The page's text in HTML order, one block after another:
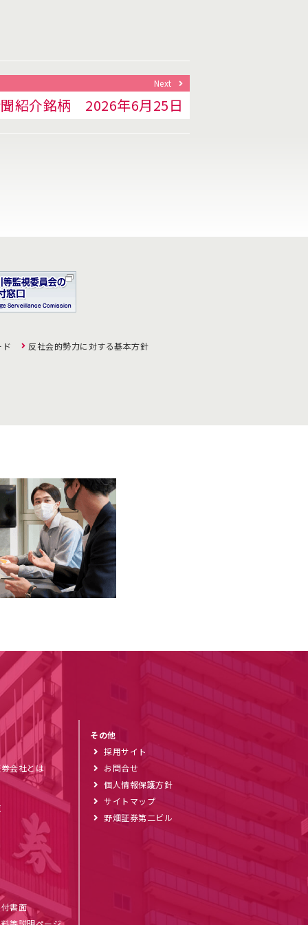
Next
紹介銘柄 2026年6月25日
反社会的勢力に対する基本方針
会社とは
書面
その他
採用サイト
お問合せ
個人情報保護方針
サイトマップ
野畑証券第二ビル